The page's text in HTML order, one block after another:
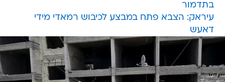
בתדמור
עיראק: הצבא פתח במבצע לכיבוש רמאדי מידי
דאעש